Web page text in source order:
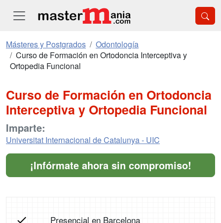
Másteres y Postgrados
Odontología
Curso de Formación en Ortodoncia Interceptiva y
Ortopedia Funcional
Curso de Formación en Ortodoncia
Interceptiva y Ortopedia Funcional
Imparte:
Universitat Internacional de Catalunya - UIC
¡Infórmate ahora sin compromiso!
Presencial en Barcelona